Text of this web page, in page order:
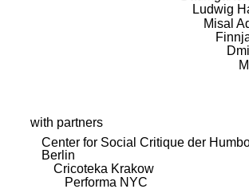
Ludwig
Misal
with partners
Center for Social Critique der
Berlin
Cricoteka Krakow
Performa NYC